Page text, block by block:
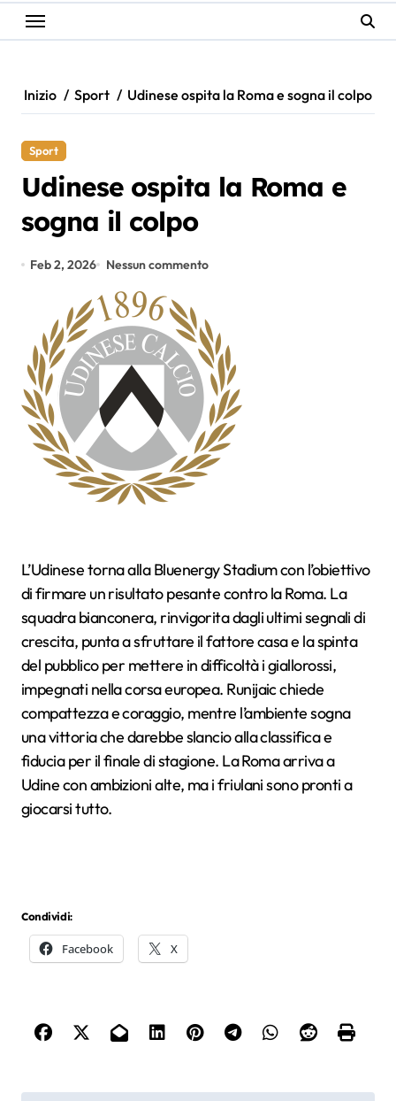
Inizio Sport Udinese ospita la Roma e sogna il colpo
Sport
Udinese ospita la Roma e
sogna il colpo
Feb 2, 2026 Nessun commento
L’Udinese torna alla Bluenergy Stadium con l’obiettivo
di firmare un risultato pesante contro la Roma. La
squadra bianconera, rinvigorita dagli ultimi segnali di
crescita, punta a sfruttare il fattore casa e la spinta
del pubblico per mettere in difficoltà i giallorossi,
impegnati nella corsa europea. Runijaic chiede
compattezza e coraggio, mentre l’ambiente sogna
una vittoria che darebbe slancio alla classifica e
fiducia per il finale di stagione. La Roma arriva a
Udine con ambizioni alte, ma i friulani sono pronti a
giocarsi tutto.
Condividi:
Facebook X